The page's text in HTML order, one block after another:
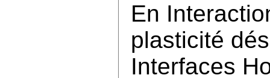
En
plasticité
Interfaces